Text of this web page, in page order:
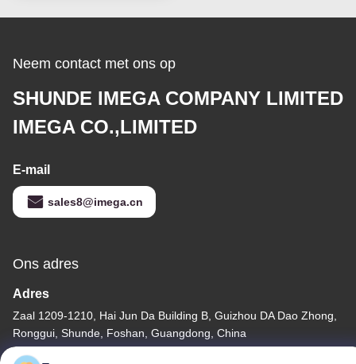
Neem contact met ons op
SHUNDE IMEGA COMPANY LIMITED
IMEGA CO.,LIMITED
E-mail
sales8@imega.cn
Ons adres
Adres
Zaal 1209-1210, Hai Jun Da Building B, Guizhou DA Dao Zhong,
Ronggui, Shunde, Foshan, Guangdong, China